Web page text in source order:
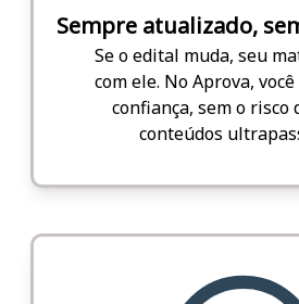
Sempre atualizado,
Se o edital muda, seu
com ele. No Aprova,
confiança, sem o risco
conteúdos